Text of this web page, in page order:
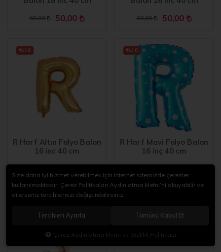
60,00 50,00 60,00 50,00
R Harf Altın Folyo Balon
16 inc 40 cm
%16
R Harf Mavi Folyo Balon
16 inç 40 cm
%16
Size daha iyi hizmet verebilmek için internet sitemizde çerezler
kullanılmaktadır. Çerez Politikaları Aydınlatma Metni’ni okuyabilir ve
dilerseniz tercihlerinizi değiştirebilirsiniz.
Tercihleri Ayarla Tümünü Kabul Et
Çerez Aydınlatma Metni ve Gizlilik Politikası